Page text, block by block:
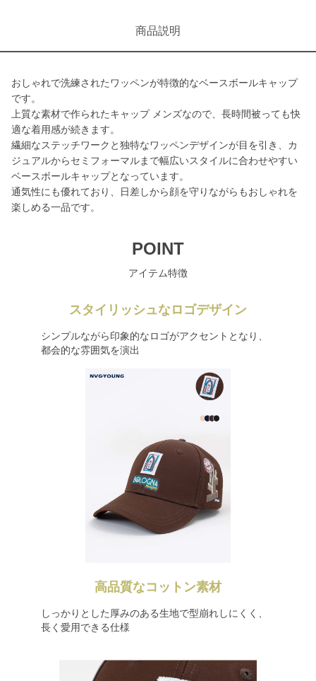
商品説明
おしゃれで洗練されたワッペンが特徴的なベースボールキャップ
です。
上質な素材で作られたキャップ メンズなので、長時間被っても快
適な着用感が続きます。
繊細なステッチワークと独特なワッペンデザインが目を引き、カ
ジュアルからセミフォーマルまで幅広いスタイルに合わせやすい
ベースボールキャップとなっています。
通気性にも優れており、日差しから顔を守りながらもおしゃれを
楽しめる一品です。
POINT
アイテム特徴
スタイリッシュなロゴデザイン
シンプルながら印象的なロゴがアクセントとなり、
都会的な雰囲気を演出
高品質なコットン素材
しっかりとした厚みのある生地で型崩れしにくく、
長く愛用できる仕様